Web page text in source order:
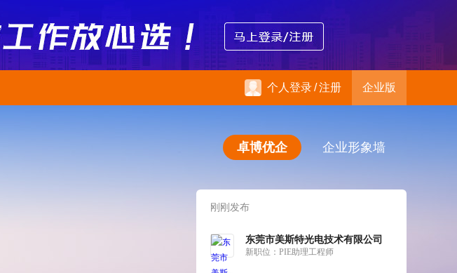
个人登录/注册 企业版
卓博优企 企业形象墙
刚刚发布
东莞市美斯特光电技术有限公司
新职位： PIE助理工程师